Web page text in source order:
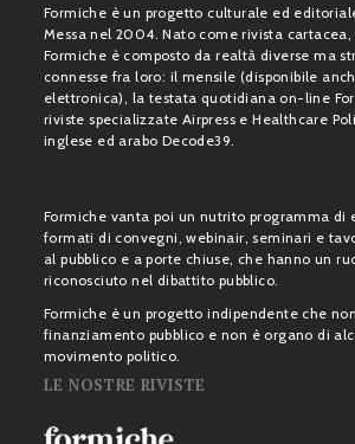
Formiche è un progetto culturale ed
Messa nel 2004. Nato come rivista cartacea,
Formiche è composto da realtà diverse ma
connesse fra loro: il mensile (disponibile
elettronica), la testata quotidiana on-line
riviste specializzate Airpress e Healthcare
inglese ed arabo Decode39.
Formiche vanta poi un nutrito programma di
formati di convegni, webinair, seminari e
al pubblico e a porte chiuse, che hanno un
riconosciuto nel dibattito pubblico.
Formiche è un progetto indipendente che
finanziamento pubblico e non è organo di
movimento politico.
LE NOSTRE RIVISTE